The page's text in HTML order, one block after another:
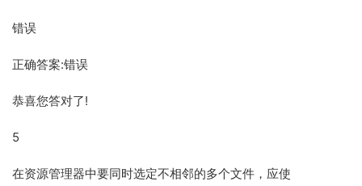
错误
正确答案:错误
恭喜您答对了!
5
在资源管理器中要同时选定不相邻的多个文件，应使